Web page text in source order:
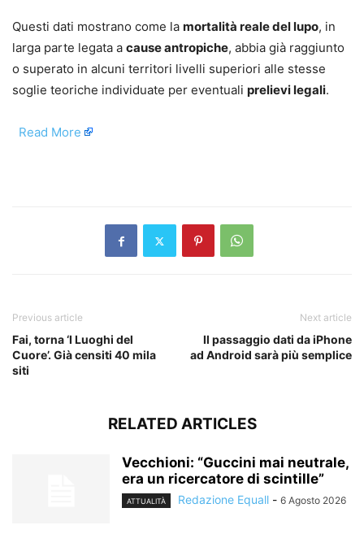
Questi dati mostrano come la mortalità reale del lupo, in
larga parte legata a cause antropiche, abbia già raggiunto
o superato in alcuni territori livelli superiori alle stesse
soglie teoriche individuate per eventuali prelievi legali.
Read More
Previous article
Fai, torna ‘I Luoghi del
Cuore’. Già censiti 40 mila
siti
Next article
Il passaggio dati da iPhone
ad Android sarà più semplice
RELATED ARTICLES
Vecchioni: “Guccini mai neutrale,
era un ricercatore di scintille”
ATTUALITÀ Redazione Equall - 6 Agosto 2026